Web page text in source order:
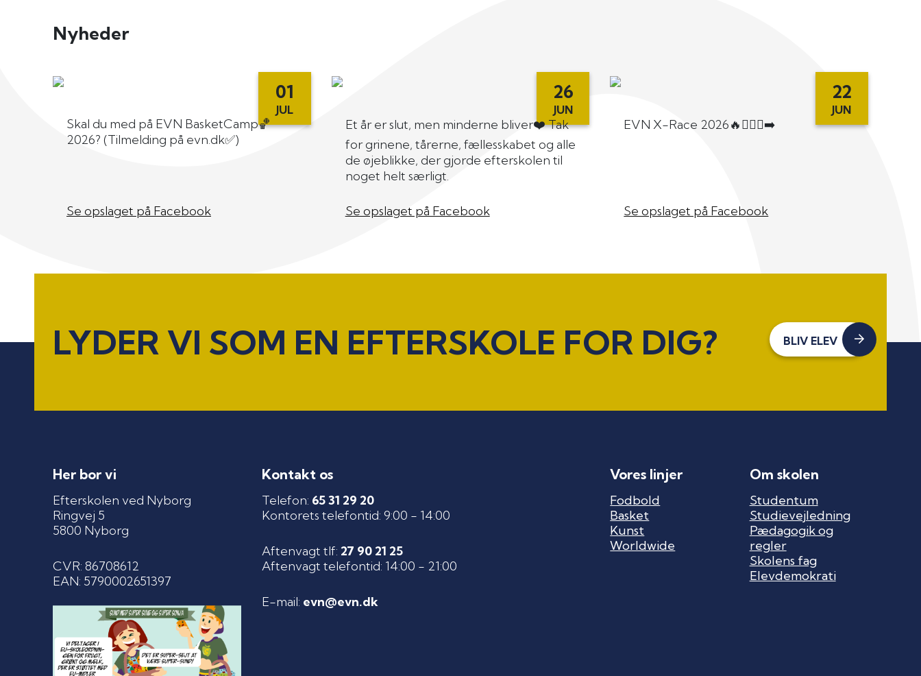
Nyheder
01
JUL
Skal du med på EVN BasketCamp🏀
2026? (Tilmelding på evn.dk✅)
Se opslaget på Facebook
26
JUN
Et år er slut, men minderne bliver❤️ Tak
for grinene, tårerne, fællesskabet og alle
de øjeblikke, der gjorde efterskolen til
noget helt særligt.
Se opslaget på Facebook
22
JUN
EVN X-Race 2026🔥🏃🏼‍♂️‍➡️
Se opslaget på Facebook
LYDER VI SOM EN EFTERSKOLE FOR DIG? BLIV ELEV
Her bor vi
Efterskolen ved Nyborg
Ringvej 5
5800 Nyborg
CVR: 86708612
EAN: 5790002651397
Kontakt os
Telefon: 65 31 29 20
Kontorets telefontid: 9:00 - 14:00
Aftenvagt tlf: 27 90 21 25
Aftenvagt telefontid: 14:00 - 21:00
E-mail: evn@evn.dk
Vores linjer
Fodbold
Basket
Kunst
Worldwide
Om skolen
Studentum
Studievejledning
Pædagogik og
regler
Skolens fag
Elevdemokrati